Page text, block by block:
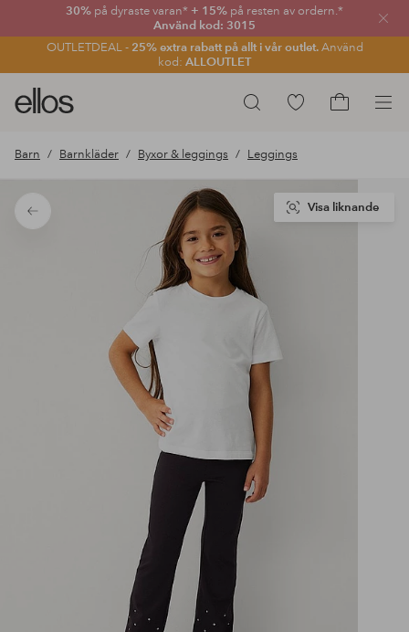
30% på dyraste varan* + 15% på resten av ordern.*
Använd kod: 3015
OUTLETDEAL - 25% extra rabatt på allt i vår outlet.Använd
kod: ALLOUTLET
Sök
Ellos
logotyp
gå
förstasidan
Gå
produkter
Barn Barnkläder Byxor & leggings Leggings
Tillbaka
Visa liknande